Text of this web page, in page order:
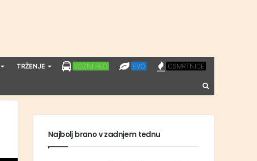
TRŽENJE LPP
VOZNI RED EVO
EVO OSMRTNICE
OSMRTNICE
Najbolj brano v zadnjem tednu